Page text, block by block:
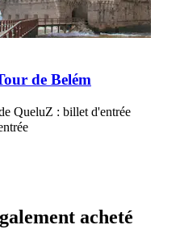
de Belém
QueluZ : billet d'entrée
acheté